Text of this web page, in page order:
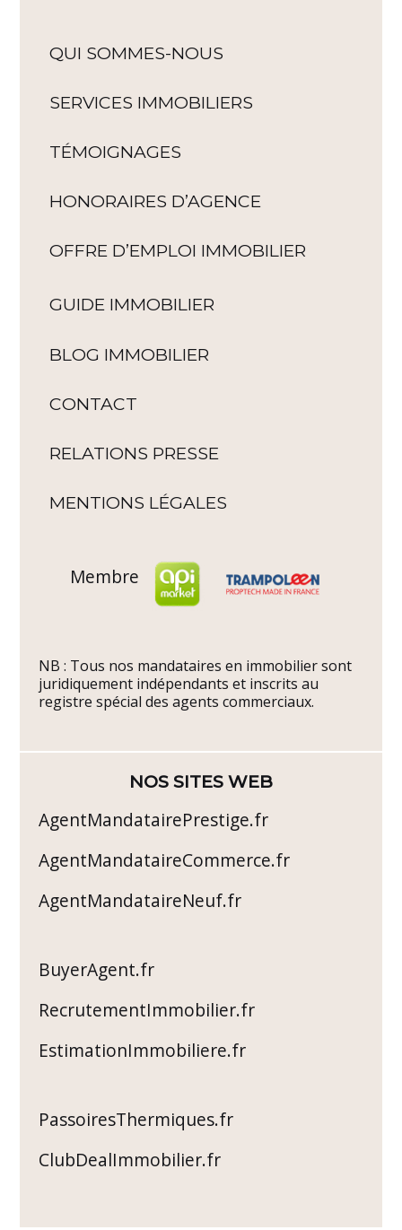
QUI SOMMES-NOUS
SERVICES IMMOBILIERS
TÉMOIGNAGES
HONORAIRES D’AGENCE
OFFRE D’EMPLOI IMMOBILIER
GUIDE IMMOBILIER
BLOG IMMOBILIER
CONTACT
RELATIONS PRESSE
MENTIONS LÉGALES
Membre
NB : Tous nos mandataires en immobilier sont
juridiquement indépendants et inscrits au
registre spécial des agents commerciaux.
NOS SITES WEB
AgentMandatairePrestige.fr
AgentMandataireCommerce.fr
AgentMandataireNeuf.fr
BuyerAgent.fr
RecrutementImmobilier.fr
EstimationImmobiliere.fr
PassoiresThermiques.fr
ClubDealImmobilier.fr